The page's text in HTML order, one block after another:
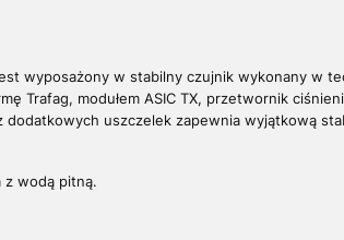
wyposażony w stabilny czujnik wykonany w
Trafag, modułem ASIC TX, przetwornik
dodatkowych uszczelek zapewnia wyjątkową
z wodą pitną.